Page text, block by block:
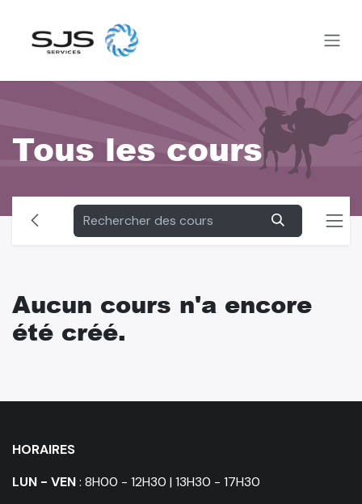
Tous les cours
Aucun cours n'a encore
été créé.
HORAIRES
LUN - VEN: 8H00 - 12H30 | 13H30 - 17H30